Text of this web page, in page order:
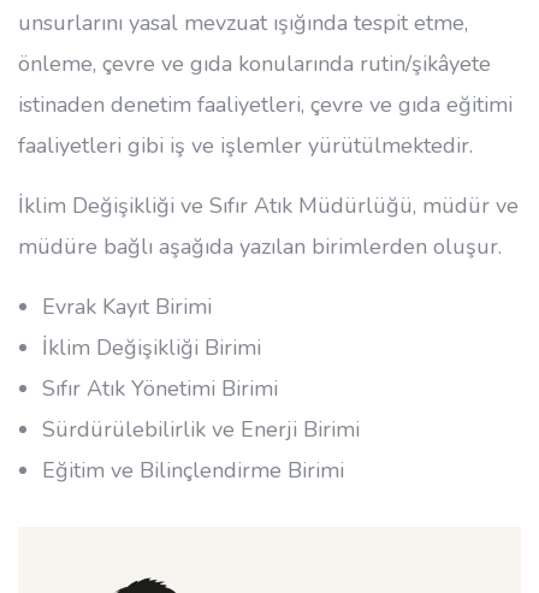
unsurlarını yasal mevzuat ışığında tespit etme,
önleme, çevre ve gıda konularında rutin/şikâyete
istinaden denetim faaliyetleri, çevre ve gıda eğitimi
faaliyetleri gibi iş ve işlemler yürütülmektedir.
İklim Değişikliği ve Sıfır Atık Müdürlüğü, müdür ve
müdüre bağlı aşağıda yazılan birimlerden oluşur.
Evrak Kayıt Birimi
İklim Değişikliği Birimi
Sıfır Atık Yönetimi Birimi
Sürdürülebilirlik ve Enerji Birimi
Eğitim ve Bilinçlendirme Birimi